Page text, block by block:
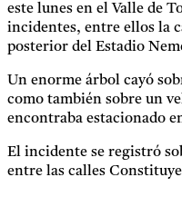
este lunes en el Valle de
incidentes, entre ellos la
posterior del Estadio
Un enorme árbol cayó
como también sobre un
encontraba estacionado
El incidente se registró
entre las calles